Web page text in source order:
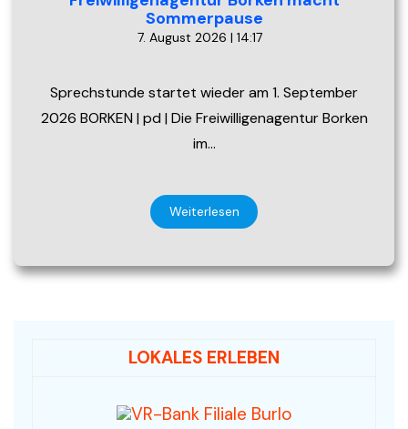
Sommerpause
7. August 2026 | 14:17
Sprechstunde startet wieder am 1. September
2026 BORKEN | pd | Die Freiwilligenagentur Borken
im…
Weiterlesen
LOKALES ERLEBEN